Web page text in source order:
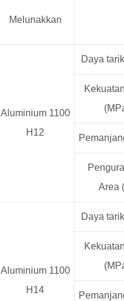
Melunakkan
Aluminium 1100
H12
Daya
Area
Aluminium 1100
H14
Daya